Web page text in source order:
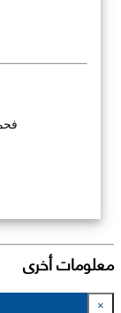
معلومات أخرى
×